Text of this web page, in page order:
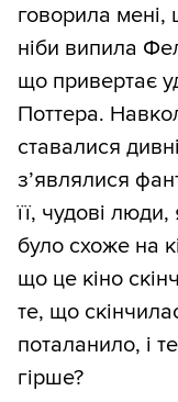
говорила мені,
ніби випила
що привертає
Поттера.
ставалися
з’являлися
її, чудові
було схоже на
що це кіно
те, що
поталанило, і
гірше?